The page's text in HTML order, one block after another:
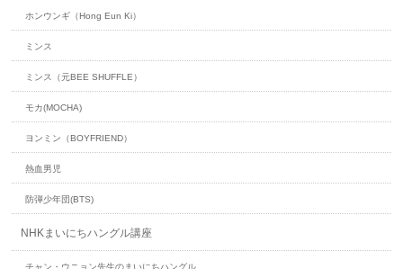
ホンウンギ（Hong Eun Ki）
ミンス
ミンス（元BEE SHUFFLE）
モカ(MOCHA)
ヨンミン（BOYFRIEND）
熱血男児
防弾少年団(BTS)
NHKまいにちハングル講座
チャン・ウニョン先生のまいにちハングル